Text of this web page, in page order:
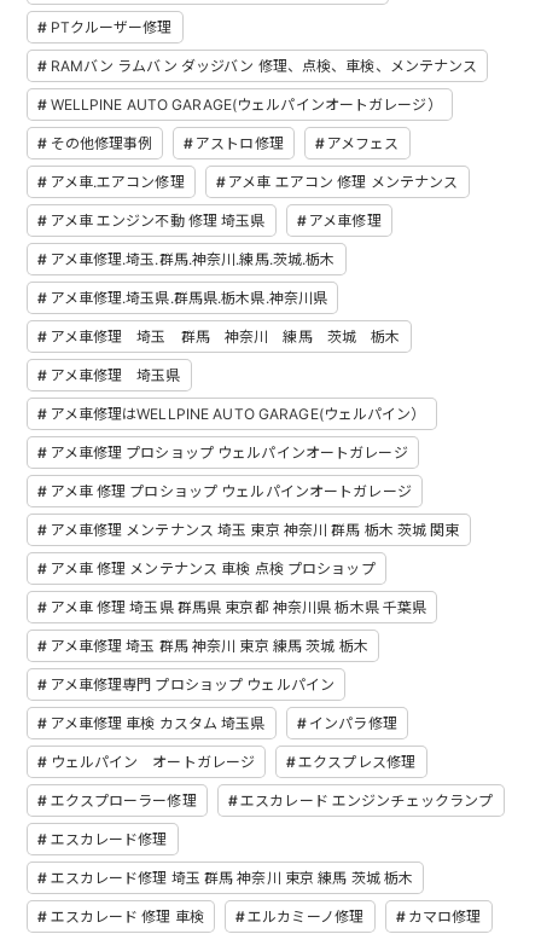
PTクルーザー修理
RAMバン ラムバン ダッジバン 修理、点検、車検、メンテナンス
WELLPINE AUTO GARAGE(ウェルパインオートガレージ）
その他修理事例 アストロ修理 アメフェス
アメ車.エアコン修理 アメ車 エアコン 修理 メンテナンス
アメ車 エンジン不動 修理 埼玉県 アメ車修理
アメ車修理.埼玉.群馬.神奈川.練馬.茨城.栃木
アメ車修理.埼玉県.群馬県.栃木県.神奈川県
アメ車修理 埼玉 群馬 神奈川 練馬 茨城 栃木
アメ車修理 埼玉県
アメ車修理はWELLPINE AUTO GARAGE(ウェルパイン）
アメ車修理 プロショップ ウェルパインオートガレージ
アメ車 修理 プロショップ ウェルパインオートガレージ
アメ車修理 メンテナンス 埼玉 東京 神奈川 群馬 栃木 茨城 関東
アメ車 修理 メンテナンス 車検 点検 プロショップ
アメ車 修理 埼玉県 群馬県 東京都 神奈川県 栃木県 千葉県
アメ車修理 埼玉 群馬 神奈川 東京 練馬 茨城 栃木
アメ車修理専門 プロショップ ウェルパイン
アメ車修理 車検 カスタム 埼玉県 インパラ修理
ウェルパイン オートガレージ エクスプレス修理
エクスプローラー修理 エスカレード エンジンチェックランプ
エスカレード修理
エスカレード修理 埼玉 群馬 神奈川 東京 練馬 茨城 栃木
エスカレード 修理 車検 エルカミーノ修理 カマロ修理